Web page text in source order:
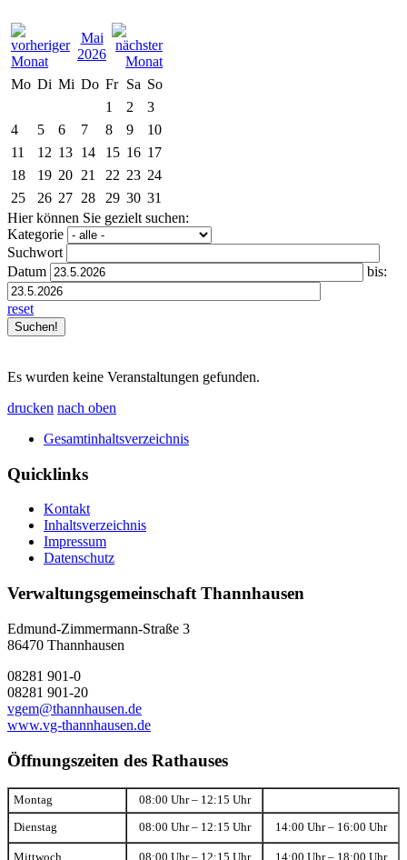
Mai
2026
Mo Di Mi Do Fr Sa So
1
2
3
4
5 6 7 8 9
10
11
12 13 14 15 16 17
18
19 20 21 22 23 24
25
26 27 28 29 30 31
Hier können Sie gezielt suchen:
Kategorie
Suchwort
Datum
bis:
reset
Es wurden keine Veranstaltungen gefunden.
drucken nach oben
Gesamtinhaltsverzeichnis
Quicklinks
Kontakt
Inhaltsverzeichnis
Impressum
Datenschutz
Verwaltungsgemeinschaft Thannhausen
Edmund-Zimmermann-Straße 3
86470 Thannhausen
08281 901-0
08281 901-20
vgem@thannhausen.de
www.vg-thannhausen.de
Öffnungszeiten des Rathauses
Montag 08:00 Uhr – 12:15 Uhr
Dienstag 08:00 Uhr – 12:15 Uhr 14:00 Uhr – 16:00 Uhr